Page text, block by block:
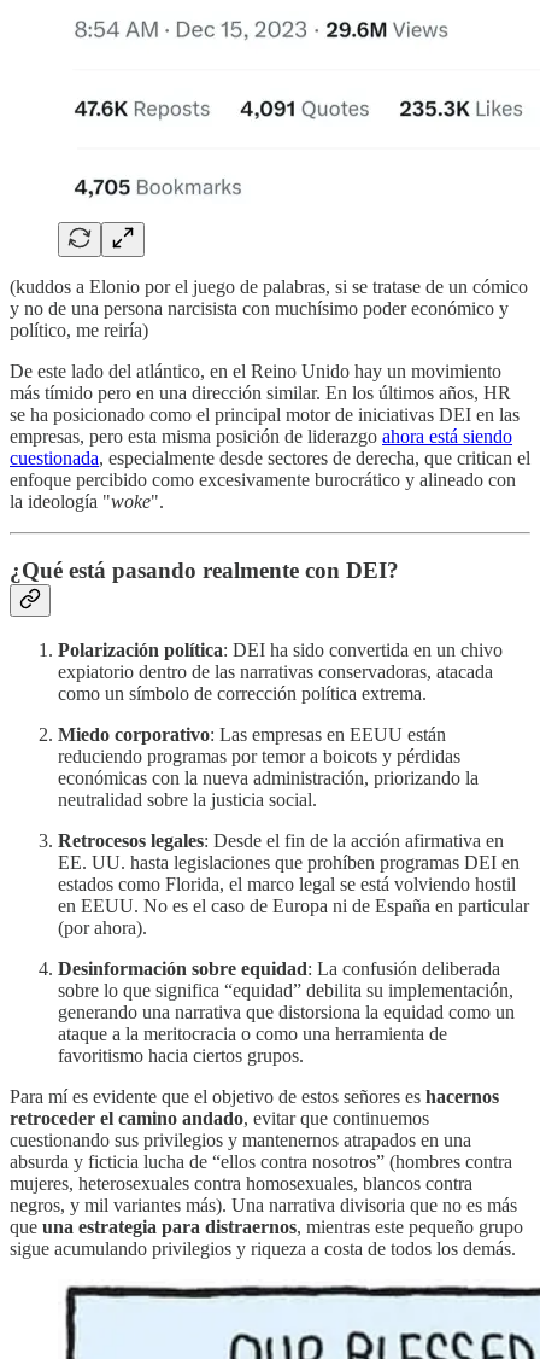
(kuddos a Elonio por el juego de palabras, si se tratase de un cómico
y no de una persona narcisista con muchísimo poder económico y
político, me reiría)
De este lado del atlántico, en el Reino Unido hay un movimiento
más tímido pero en una dirección similar. En los últimos años, HR
se ha posicionado como el principal motor de iniciativas DEI en las
empresas, pero esta misma posición de liderazgo ahora está siendo
cuestionada, especialmente desde sectores de derecha, que critican el
enfoque percibido como excesivamente burocrático y alineado con
la ideología "woke".
¿Qué está pasando realmente con DEI?
Polarización política: DEI ha sido convertida en un chivo
expiatorio dentro de las narrativas conservadoras, atacada
como un símbolo de corrección política extrema.
Miedo corporativo: Las empresas en EEUU están
reduciendo programas por temor a boicots y pérdidas
económicas con la nueva administración, priorizando la
neutralidad sobre la justicia social.
Retrocesos legales: Desde el fin de la acción afirmativa en
EE. UU. hasta legislaciones que prohíben programas DEI en
estados como Florida, el marco legal se está volviendo hostil
en EEUU. No es el caso de Europa ni de España en particular
(por ahora).
Desinformación sobre equidad: La confusión deliberada
sobre lo que significa “equidad” debilita su implementación,
generando una narrativa que distorsiona la equidad como un
ataque a la meritocracia o como una herramienta de
favoritismo hacia ciertos grupos.
Para mí es evidente que el objetivo de estos señores es hacernos
retroceder el camino andado, evitar que continuemos
cuestionando sus privilegios y mantenernos atrapados en una
absurda y ficticia lucha de “ellos contra nosotros” (hombres contra
mujeres, heterosexuales contra homosexuales, blancos contra
negros, y mil variantes más). Una narrativa divisoria que no es más
que una estrategia para distraernos, mientras este pequeño grupo
sigue acumulando privilegios y riqueza a costa de todos los demás.